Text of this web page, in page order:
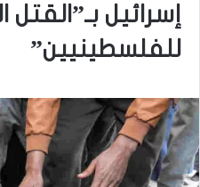
إسرائيل
للفلسطينيين”